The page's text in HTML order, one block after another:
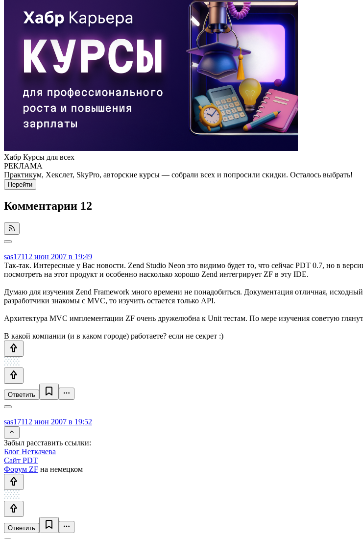
Хабр Курсы для всех
РЕКЛАМА
Практикум, Хекслет, SkyPro, авторские курсы — собрали всех и попросили скидки. Осталось выбрать!
Перейти
Комментарии 12
sas17112 июн 2007 в 19:49
Так-так. Интересные у Вас новости. Zend Studio Neon это видимо будет то, что сейчас PDT 0.7, но в
посмотреть на этот продукт и особенно насколько хорошо Zend интегрирует ZF в эту IDE.
Думаю для изучения Zend Framework много времени не понадобиться. Документация отличная,
разработчики знакомы с MVC, то изучить остается только API.
Архитектура MVC имплементации ZF очень дружелюбна к Unit тестам. По мере изучения советую
В какой компании (и в каком городе) работаете? если не секрет :)
Ответить
sas17112 июн 2007 в 19:52
Забыл расставить ссылки:
Блог Неткачева
Сайт PDT
Форум ZF на немецком
Ответить